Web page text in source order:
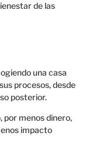
de las
una casa
procesos, desde
posterior.
por menos dinero,
impacto